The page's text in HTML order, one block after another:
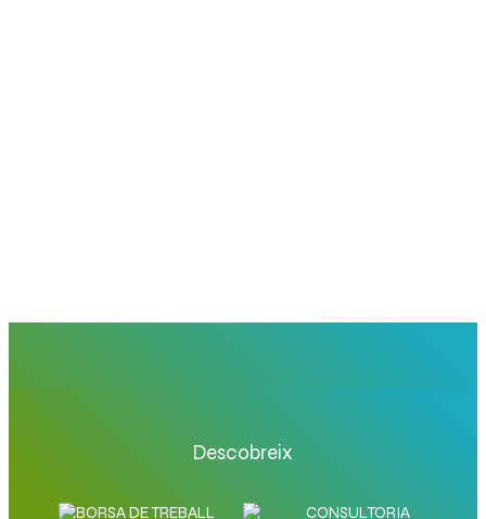
Descobreix